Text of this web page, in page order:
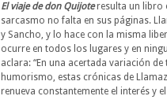
El viaje de don Quijoteresulta un libro
sarcasmo no falta en sus páginas.
y Sancho, y lo hace con la misma
ocurre en todos los lugares y en
aclara: “En una acertada variación
humorismo, estas crónicas de
renueva constantemente el interés y